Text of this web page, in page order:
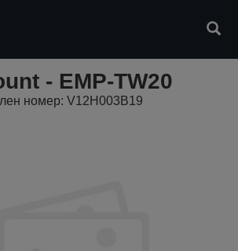
- EMP-TW20
номер: V12H003B19